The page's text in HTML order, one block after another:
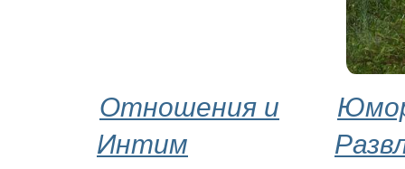
Отношения и
Интим